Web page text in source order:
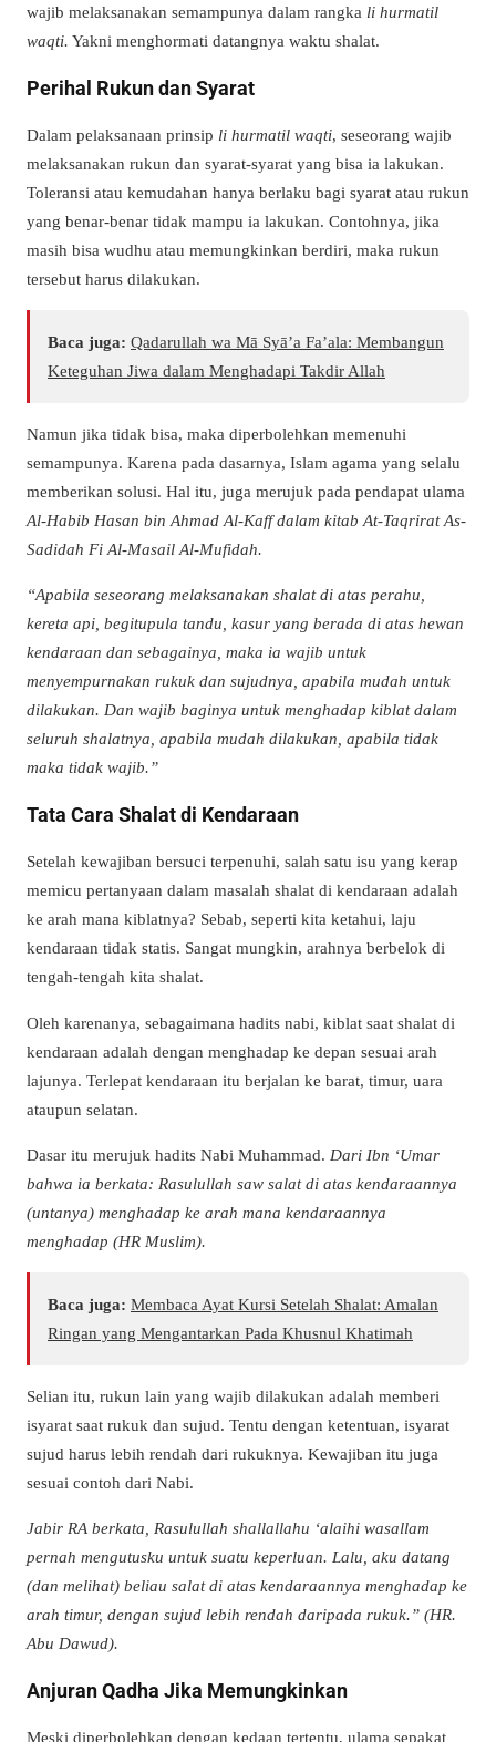
wajib melaksanakan semampunya dalam rangka li hurmatil
waqti. Yakni menghormati datangnya waktu shalat.
Perihal Rukun dan Syarat
Dalam pelaksanaan prinsip li hurmatil waqti, seseorang wajib
melaksanakan rukun dan syarat-syarat yang bisa ia lakukan.
Toleransi atau kemudahan hanya berlaku bagi syarat atau rukun
yang benar-benar tidak mampu ia lakukan. Contohnya, jika
masih bisa wudhu atau memungkinkan berdiri, maka rukun
tersebut harus dilakukan.
Baca juga: Qadarullah wa Mā Syā’a Fa’ala: Membangun
Keteguhan Jiwa dalam Menghadapi Takdir Allah
Namun jika tidak bisa, maka diperbolehkan memenuhi
semampunya. Karena pada dasarnya, Islam agama yang selalu
memberikan solusi. Hal itu, juga merujuk pada pendapat ulama
Al-Habib Hasan bin Ahmad Al-Kaff dalam kitab At-Taqrirat As-
Sadidah Fi Al-Masail Al-Mufidah.
“Apabila seseorang melaksanakan shalat di atas perahu,
kereta api, begitupula tandu, kasur yang berada di atas hewan
kendaraan dan sebagainya, maka ia wajib untuk
menyempurnakan rukuk dan sujudnya, apabila mudah untuk
dilakukan. Dan wajib baginya untuk menghadap kiblat dalam
seluruh shalatnya, apabila mudah dilakukan, apabila tidak
maka tidak wajib.”
Tata Cara Shalat di Kendaraan
Setelah kewajiban bersuci terpenuhi, salah satu isu yang kerap
memicu pertanyaan dalam masalah shalat di kendaraan adalah
ke arah mana kiblatnya? Sebab, seperti kita ketahui, laju
kendaraan tidak statis. Sangat mungkin, arahnya berbelok di
tengah-tengah kita shalat.
Oleh karenanya, sebagaimana hadits nabi, kiblat saat shalat di
kendaraan adalah dengan menghadap ke depan sesuai arah
lajunya. Terlepat kendaraan itu berjalan ke barat, timur, uara
ataupun selatan.
Dasar itu merujuk hadits Nabi Muhammad. Dari Ibn ‘Umar
bahwa ia berkata: Rasulullah saw salat di atas kendaraannya
(untanya) menghadap ke arah mana kendaraannya
menghadap (HR Muslim).
Baca juga: Membaca Ayat Kursi Setelah Shalat: Amalan
Ringan yang Mengantarkan Pada Khusnul Khatimah
Selian itu, rukun lain yang wajib dilakukan adalah memberi
isyarat saat rukuk dan sujud. Tentu dengan ketentuan, isyarat
sujud harus lebih rendah dari rukuknya. Kewajiban itu juga
sesuai contoh dari Nabi.
Jabir RA berkata, Rasulullah shallallahu ‘alaihi wasallam
pernah mengutusku untuk suatu keperluan. Lalu, aku datang
(dan melihat) beliau salat di atas kendaraannya menghadap ke
arah timur, dengan sujud lebih rendah daripada rukuk.” (HR.
Abu Dawud).
Anjuran Qadha Jika Memungkinkan
Meski diperbolehkan dengan kedaan tertentu, ulama sepakat